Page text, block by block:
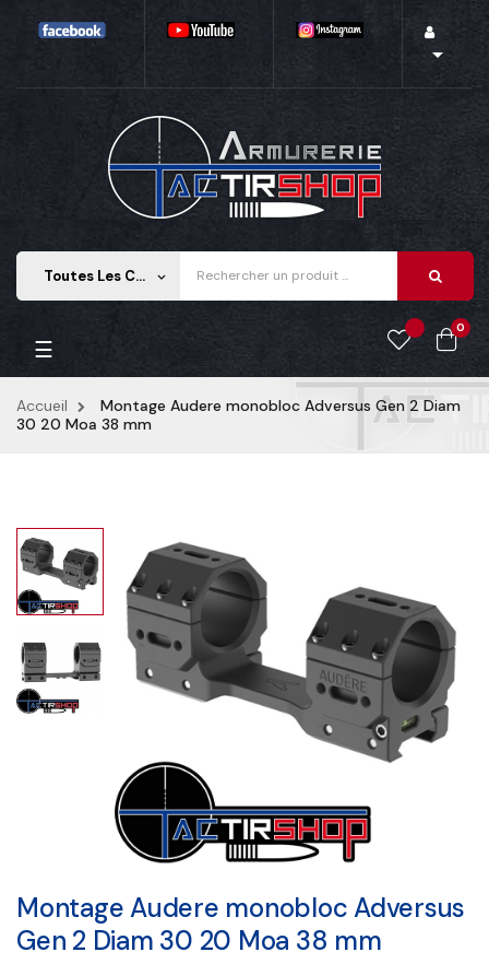

Toutes Les Catégories keyboard_arrow_down
0
Basculer la navigation
☰
Accueil
Montage Audere monobloc Adversus Gen 2 Diam
30 20 Moa 38 mm
Montage Audere monobloc Adversus
Gen 2 Diam 30 20 Moa 38 mm